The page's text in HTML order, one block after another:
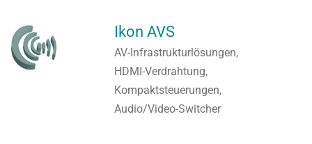
Ikon AVS
AV-Infrastrukturlösungen,
HDMI-Verdrahtung,
Kompaktsteuerungen,
Audio/Video-Switcher